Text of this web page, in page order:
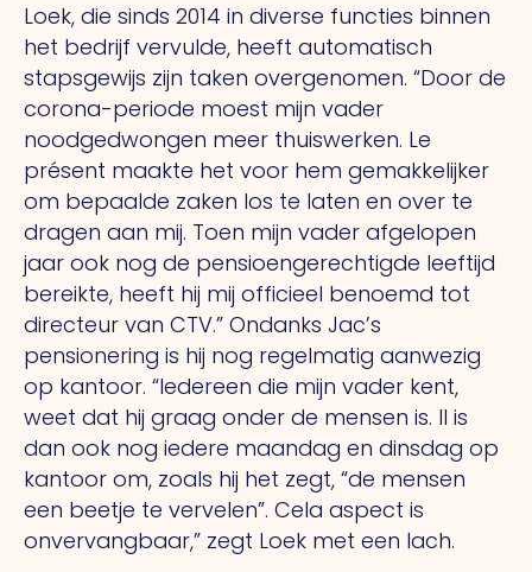
Loek, die sinds 2014 in diverse functies binnen
het bedrijf vervulde, heeft automatisch
stapsgewijs zijn taken overgenomen. “Door de
corona-periode moest mijn vader
noodgedwongen meer thuiswerken. Le
présent maakte het voor hem gemakkelijker
om bepaalde zaken los te laten en over te
dragen aan mij. Toen mijn vader afgelopen
jaar ook nog de pensioengerechtigde leeftijd
bereikte, heeft hij mij officieel benoemd tot
directeur van CTV.” Ondanks Jac’s
pensionering is hij nog regelmatig aanwezig
op kantoor. “Iedereen die mijn vader kent,
weet dat hij graag onder de mensen is. Il is
dan ook nog iedere maandag en dinsdag op
kantoor om, zoals hij het zegt, “de mensen
een beetje te vervelen”. Cela aspect is
onvervangbaar,” zegt Loek met een lach.